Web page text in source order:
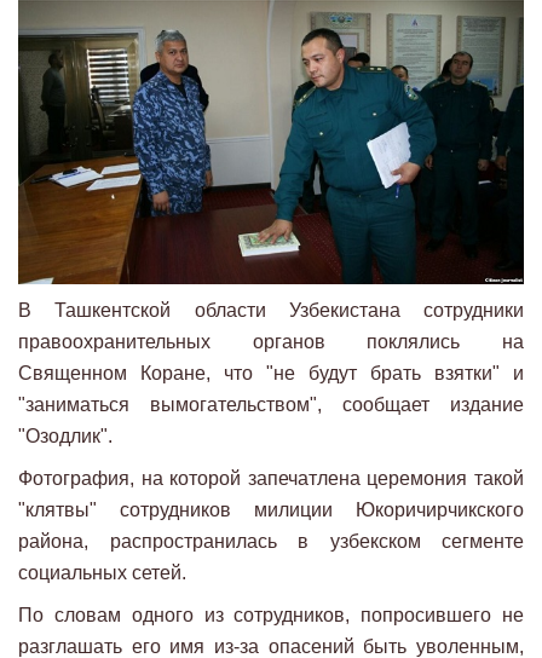
В Ташкентской области Узбекистана сотрудники
правоохранительных органов поклялись на
Священном Коране, что "не будут брать взятки" и
"заниматься вымогательством", сообщает издание
"Озодлик".
Фотография, на которой запечатлена церемония такой
"клятвы" сотрудников милиции Юкоричирчикского
района, распространилась в узбекском сегменте
социальных сетей.
По словам одного из сотрудников, попросившего не
разглашать его имя из-за опасений быть уволенным,